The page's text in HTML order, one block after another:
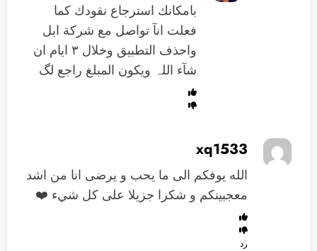
بامكانك استرجاع نقودك كما
فعلت انآ تواصل مع شركة ابل
واحذف التطبيق وخلال ٣ ايام ان
شآء اللہ ويكون المبلغ راجع لگ
xq1533
الله يوفكم الى ما يحب و يرضى انا من اشد
معجبينكم و شكرا جزيلا على كل شيء ❤️
رد